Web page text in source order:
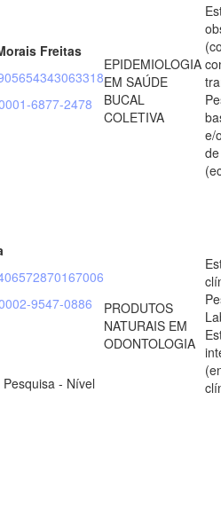
Freitas
6877-2478
EPIDEMIOLOGIA
EM SAÚDE
BUCAL
COLETIVA
e/
9547-0886
- Nível
PRODUTOS
NATURAIS EM
ODONTOLOGIA